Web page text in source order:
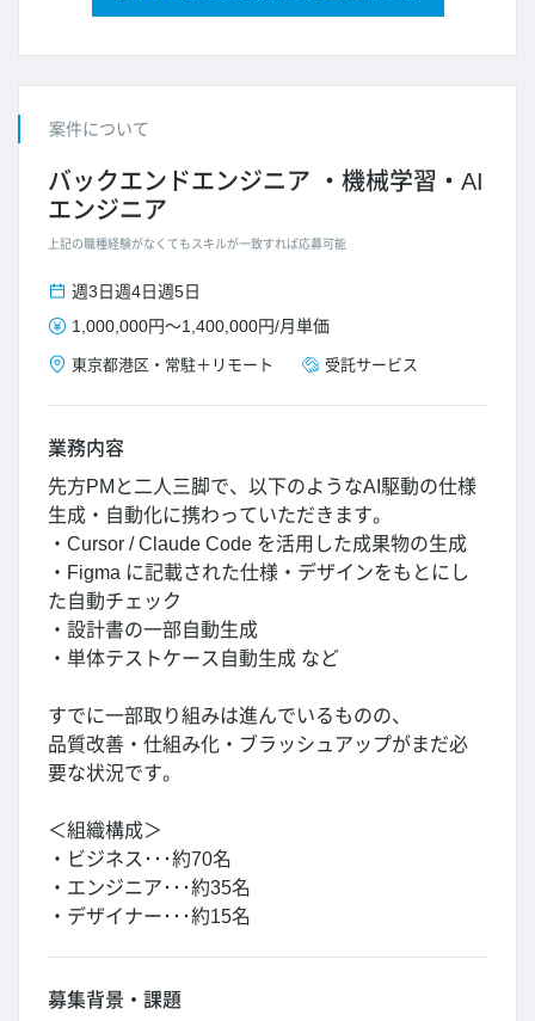
案件について
バックエンドエンジニア
機械学習・AI
エンジニア
上記の職種経験がなくてもスキルが一致すれば応募可能
週3日週4日週5日
1,000,000円～1,400,000円/月単価
東京都港区 ・ 常駐＋リモート 受託サービス
業務内容
先方PMと二人三脚で、以下のようなAI駆動の仕様
生成・自動化に携わっていただきます。
・Cursor / Claude Code を活用した成果物の生成
・Figma に記載された仕様・デザインをもとにし
た自動チェック
・設計書の一部自動生成
・単体テストケース自動生成 など
すでに一部取り組みは進んでいるものの、
品質改善・仕組み化・ブラッシュアップがまだ必
要な状況です。
＜組織構成＞
・ビジネス･･･約70名
・エンジニア･･･約35名
・デザイナー･･･約15名
募集背景・課題